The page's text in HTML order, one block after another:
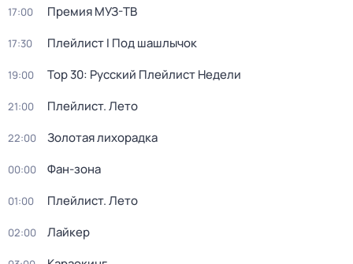
17:00 Премия МУЗ-ТВ
17:30 Плейлист I Под шашлычок
19:00 Top 30: Русский Плейлист Недели
21:00 Плейлист. Лето
22:00 Золотая лихорадка
00:00 Фан-зона
01:00 Плейлист. Лето
02:00 Лайкер